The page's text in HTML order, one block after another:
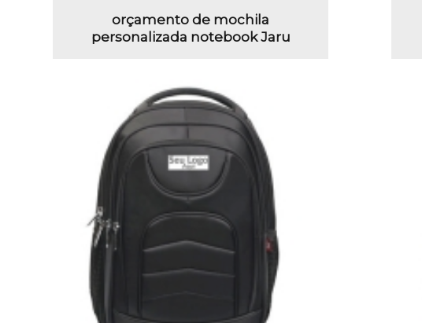
orçamento de mochila
personalizada notebook Jaru